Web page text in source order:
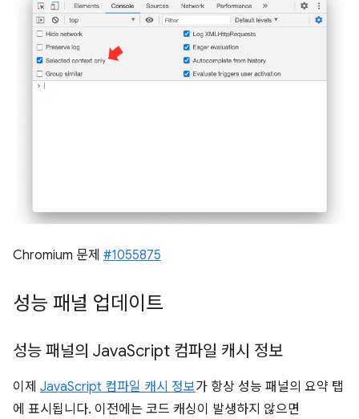
Chromium 문제 #1055875
성능 패널 업데이트
성능 패널의 JavaScript 컴파일 캐시 정보
이제 JavaScript 컴파일 캐시 정보가 항상 성능 패널의 요약 탭
에 표시됩니다. 이전에는 코드 캐싱이 발생하지 않으면